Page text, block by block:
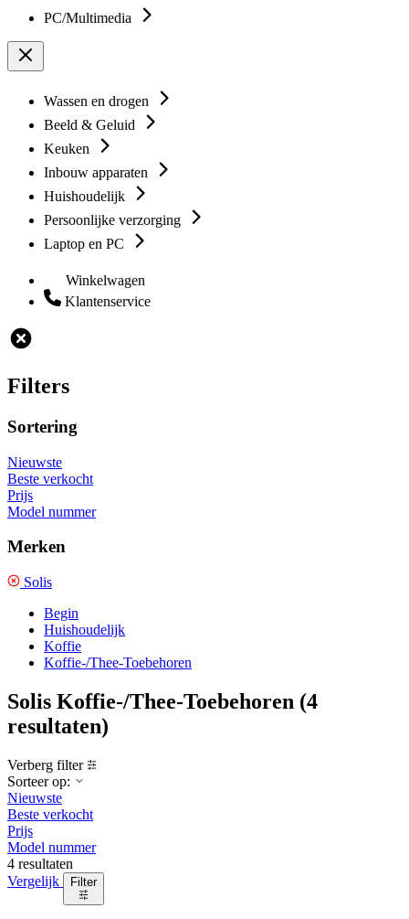
PC/Multimedia
Wassen en drogen
Beeld & Geluid
Keuken
Inbouw apparaten
Huishoudelijk
Persoonlijke verzorging
Laptop en PC
Winkelwagen
Klantenservice
Filters
Sortering
Nieuwste
Beste verkocht
Prijs
Model nummer
Merken
Solis
Begin
Huishoudelijk
Koffie
Koffie-/Thee-Toebehoren
Solis Koffie-/Thee-Toebehoren (4
resultaten)
Verberg filter
Sorteer op:
Nieuwste
Beste verkocht
Prijs
Model nummer
4 resultaten
Vergelijk
Filter